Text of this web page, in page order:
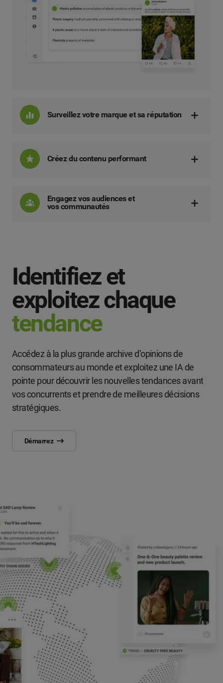
Surveillez votre marque et sa réputation
Créez du contenu performant
Engagez vos audiences et
vos communautés
Identifiez et
exploitez chaque
tendance
Accédez à la plus grande archive d’opinions de
consommateurs au monde et exploitez une IA de
pointe pour découvrir les nouvelles tendances avant
vos concurrents et prendre de meilleures décisions
stratégiques.
Démarrez